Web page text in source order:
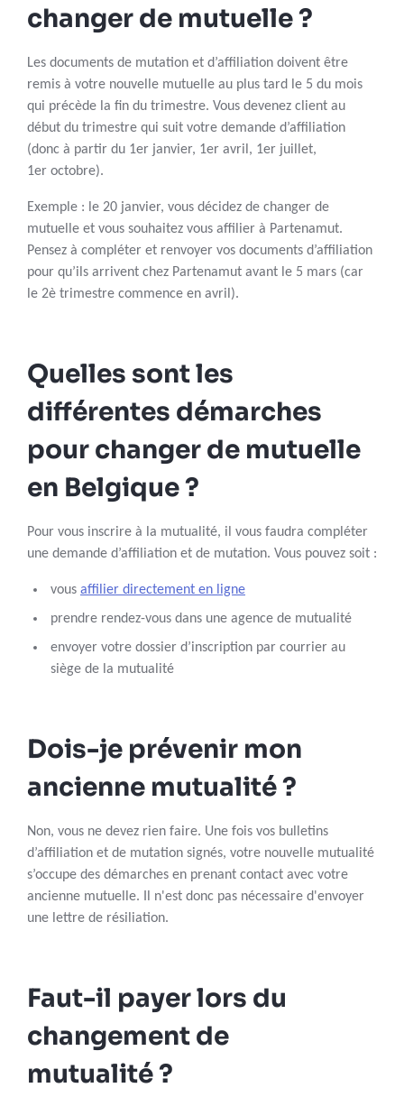
changer de mutuelle ?
Les documents de mutation et d’affiliation doivent être
remis à votre nouvelle mutuelle au plus tard le 5 du mois
qui précède la fin du trimestre. Vous devenez client au
début du trimestre qui suit votre demande d’affiliation
(donc à partir du 1er janvier, 1er avril, 1er juillet,
1er octobre).
Exemple : le 20 janvier, vous décidez de changer de
mutuelle et vous souhaitez vous affilier à Partenamut.
Pensez à compléter et renvoyer vos documents d’affiliation
pour qu’ils arrivent chez Partenamut avant le 5 mars (car
le 2è trimestre commence en avril).
Quelles sont les
différentes démarches
pour changer de mutuelle
en Belgique ?
Pour vous inscrire à la mutualité, il vous faudra compléter
une demande d’affiliation et de mutation. Vous pouvez soit :
vous affilier directement en ligne
prendre rendez-vous dans une agence de mutualité
envoyer votre dossier d’inscription par courrier au
siège de la mutualité
Dois-je prévenir mon
ancienne mutualité ?
Non, vous ne devez rien faire. Une fois vos bulletins
d’affiliation et de mutation signés, votre nouvelle mutualité
s’occupe des démarches en prenant contact avec votre
ancienne mutuelle. Il n'est donc pas nécessaire d'envoyer
une lettre de résiliation.
Faut-il payer lors du
changement de
mutualité ?